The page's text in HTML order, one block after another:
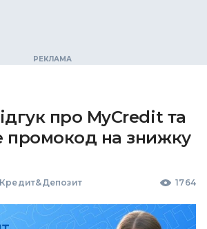
про MyCredit та
промокод на знижку
Кредит&Депозит 1764